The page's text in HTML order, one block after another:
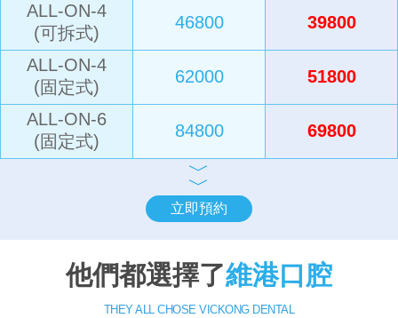
ALL-ON-4
(可拆式)
46800 39800
ALL-ON-4
(固定式)
62000 51800
ALL-ON-6
(固定式)
84800 69800
﹀
﹀
立即預約
他們都選擇了維港口腔
THEY ALL CHOSE VICKONG DENTAL